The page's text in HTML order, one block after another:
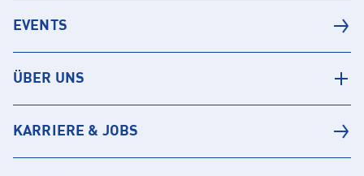
EVENTS
ÜBER UNS
KARRIERE & JOBS